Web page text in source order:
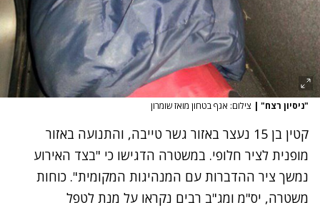
"ניסיון רצח" | צילום: אגף בטחון מואז שומרון
קטין בן 15 נעצר באזור גשר טייבה, והתנועה באזור
מופנית לציר חלופי. במשטרה הדגישו כי "בצד האירוע
נמשך ציר ההדברות עם המנהיגות המקומית". כוחות
משטרה, יס"מ ומג"ב רבים נקראו על מנת לטפל